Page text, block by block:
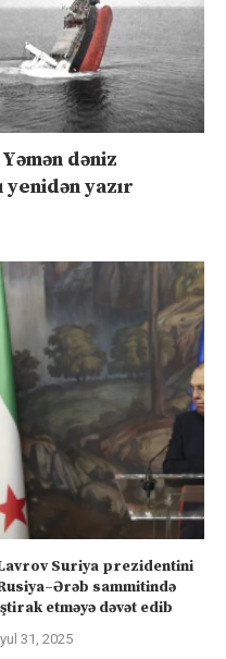
dəniz
yenidən yazır
Suriya prezidentini
sammitində
etməyə dəvət edib
31, 2025